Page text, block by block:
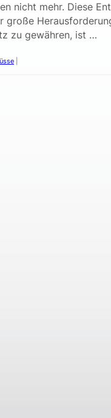
nicht mehr. Diese
große
zu gewähren, ist …